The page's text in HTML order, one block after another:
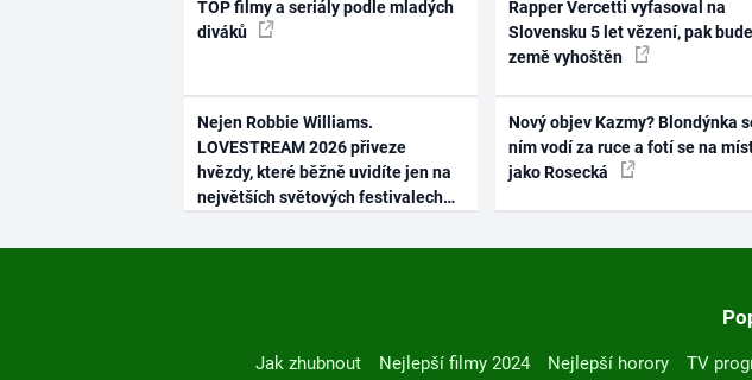
TOP filmy a seriály podle mladých
diváků
Nejen Robbie Williams.
LOVESTREAM 2026 přiveze
hvězdy, které běžně uvidíte jen na
největších světových festivalech
Rapper Vercetti vyfasoval na
Slovensku 5 let vězení, pak
země vyhoštěn
Nový objev Kazmy? Blondýnka
ním vodí za ruce a fotí se na
jako Rosecká
Jak zhubnout Nejlepší filmy 2024 Nejlepší horory TV